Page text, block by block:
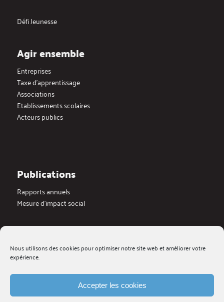
Nous utilisons des cookies pour optimiser notre site web et améliorer votre
expérience.
Accepter les cookies
Défi Jeunesse
Agir ensemble
Entreprises
Taxe d’apprentissage
Associations
Etablissements scolaires
Acteurs publics
Publications
Rapports annuels
Mesure d’impact social
Dernières actualités
Blog
Medias